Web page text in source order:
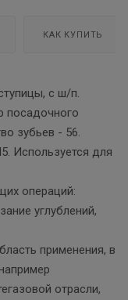
КАК КУПИТЬ
с ш/п.
посадочного
зубьев - 56.
Используется для
операций:
углублений,
применения, в
отрасли,